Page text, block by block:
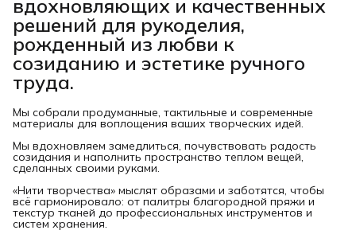
вдохновляющих и качественных
решений для рукоделия,
рожденный из любви к
созиданию и эстетике ручного
труда.
Мы собрали продуманные, тактильные и современные
материалы для воплощения ваших творческих идей.
Мы вдохновляем замедлиться, почувствовать радость
созидания и наполнить пространство теплом вещей,
сделанных своими руками.
«Нити творчества» мыслят образами и заботятся, чтобы
всё гармонировало: от палитры благородной пряжи и
текстур тканей до профессиональных инструментов и
систем хранения.